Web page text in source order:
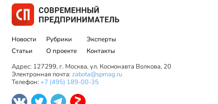
Новости
Статьи
Рубрики
О проекте
Эксперты
Контакты
Адрес: 127299, г. Москва, ул. Космонавта Волкова, 20
Электронная почта: zabota@spmag.ru
Телефон: +7 (495) 189-00-35